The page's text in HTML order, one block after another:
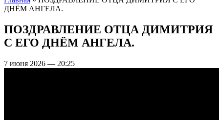
ДНЁМ АНГЕЛА.
ПОЗДРАВЛЕНИЕ ОТЦА ДИМИТРИЯ
С ЕГО ДНЁМ АНГЕЛА.
7 июня 2026 — 20:25